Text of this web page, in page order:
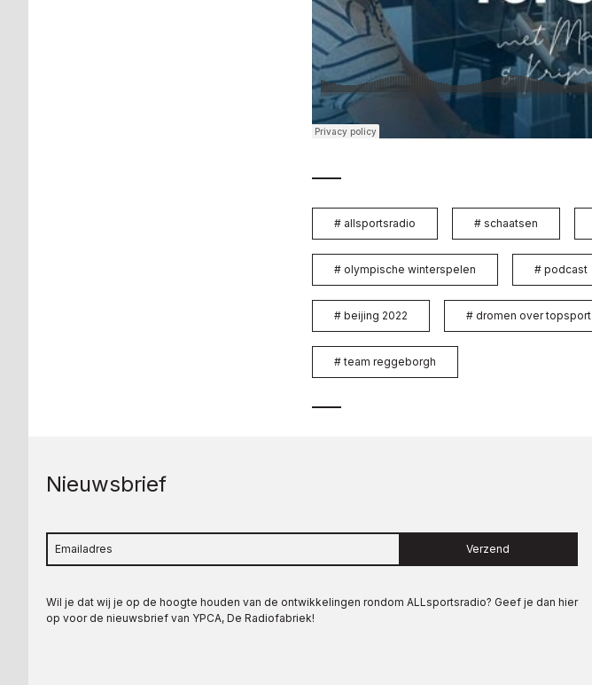
# allsportsradio # schaatsen
# olympische winterspelen # podcast
# beijing 2022 # dromen over topsport
#team reggeborgh
Nieuwsbrief
Verzend
Wil je dat wij je op de hoogte houden van de ontwikkelingen rondom ALLsportsradio? Geef je dan hier
op voor de nieuwsbrief van YPCA, De Radiofabriek!